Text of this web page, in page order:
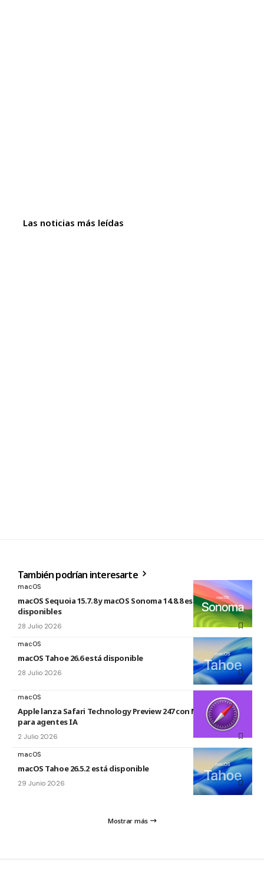
Las noticias más leídas
También podrían interesarte
macOS
macOS Sequoia 15.7.8 y macOS Sonoma 14.8.8 están
disponibles
28 Julio 2026
macOS
macOS Tahoe 26.6 está disponible
28 Julio 2026
macOS
Apple lanza Safari Technology Preview 247 con MCP Server
para agentes IA
2 Julio 2026
macOS
macOS Tahoe 26.5.2 está disponible
29 Junio 2026
Mostrar más